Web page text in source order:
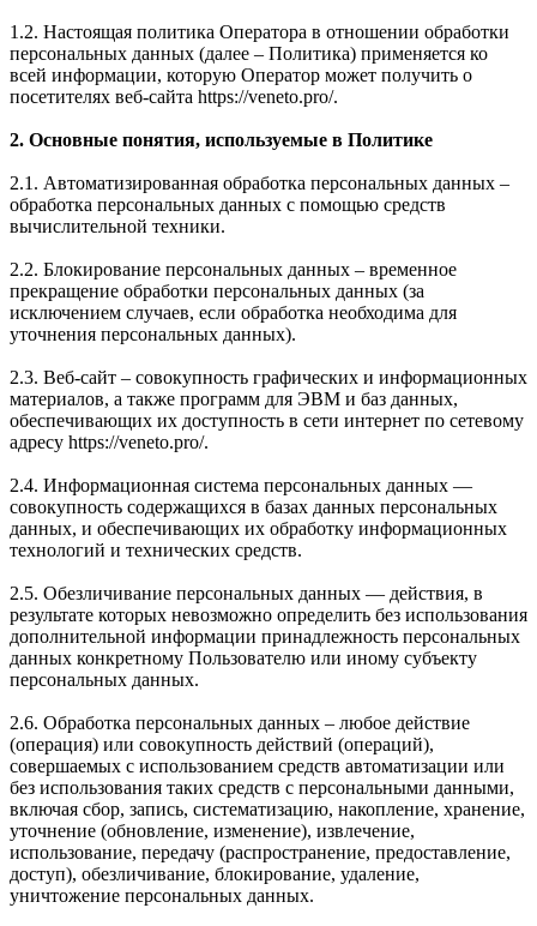
1.2. Настоящая политика Оператора в отношении обработки
персональных данных (далее – Политика) применяется ко
всей информации, которую Оператор может получить о
посетителях веб-сайта https://veneto.pro/.
2. Основные понятия, используемые в Политике
2.1. Автоматизированная обработка персональных данных –
обработка персональных данных с помощью средств
вычислительной техники.
2.2. Блокирование персональных данных – временное
прекращение обработки персональных данных (за
исключением случаев, если обработка необходима для
уточнения персональных данных).
2.3. Веб-сайт – совокупность графических и информационных
материалов, а также программ для ЭВМ и баз данных,
обеспечивающих их доступность в сети интернет по сетевому
адресу https://veneto.pro/.
2.4. Информационная система персональных данных —
совокупность содержащихся в базах данных персональных
данных, и обеспечивающих их обработку информационных
технологий и технических средств.
2.5. Обезличивание персональных данных — действия, в
результате которых невозможно определить без использования
дополнительной информации принадлежность персональных
данных конкретному Пользователю или иному субъекту
персональных данных.
2.6. Обработка персональных данных – любое действие
(операция) или совокупность действий (операций),
совершаемых с использованием средств автоматизации или
без использования таких средств с персональными данными,
включая сбор, запись, систематизацию, накопление, хранение,
уточнение (обновление, изменение), извлечение,
использование, передачу (распространение, предоставление,
доступ), обезличивание, блокирование, удаление,
уничтожение персональных данных.